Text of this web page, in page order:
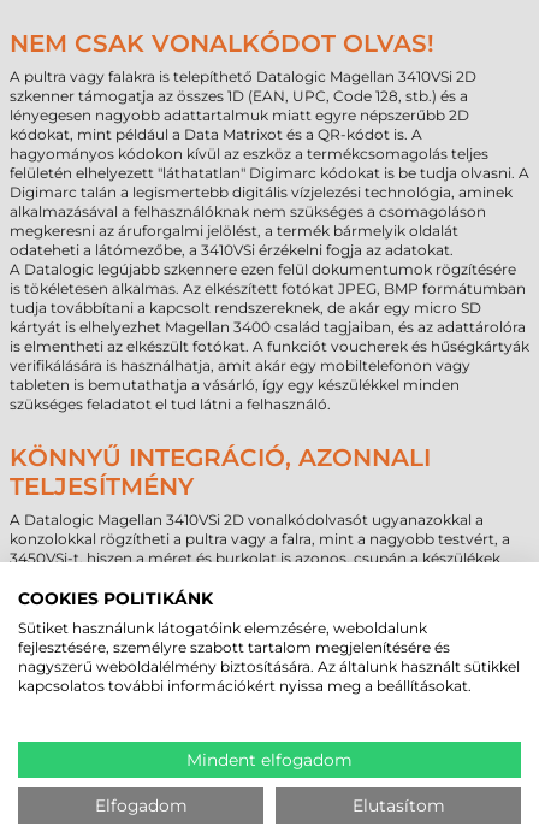
NEM CSAK VONALKÓDOT OLVAS!
A pultra vagy falakra is telepíthető Datalogic Magellan 3410VSi 2D
szkenner támogatja az összes 1D (EAN, UPC, Code 128, stb.) és a
lényegesen nagyobb adattartalmuk miatt egyre népszerűbb 2D
kódokat, mint például a Data Matrixot és a QR-kódot is. A
hagyományos kódokon kívül az eszköz a termékcsomagolás teljes
felületén elhelyezett "láthatatlan" Digimarc kódokat is be tudja olvasni. A
Digimarc talán a legismertebb digitális vízjelezési technológia, aminek
alkalmazásával a felhasználóknak nem szükséges a csomagoláson
megkeresni az áruforgalmi jelölést, a termék bármelyik oldalát
odateheti a látómezőbe, a 3410VSi érzékelni fogja az adatokat.
A Datalogic legújabb szkennere ezen felül dokumentumok rögzítésére
is tökéletesen alkalmas. Az elkészített fotókat JPEG, BMP formátumban
tudja továbbítani a kapcsolt rendszereknek, de akár egy micro SD
kártyát is elhelyezhet Magellan 3400 család tagjaiban, és az adattárolóra
is elmentheti az elkészült fotókat. A funkciót voucherek és hűségkártyák
verifikálására is használhatja, amit akár egy mobiltelefonon vagy
tableten is bemutathatja a vásárló, így egy készülékkel minden
szükséges feladatot el tud látni a felhasználó.
KÖNNYŰ INTEGRÁCIÓ, AZONNALI
TELJESÍTMÉNY
A Datalogic Magellan 3410VSi 2D vonalkódolvasót ugyanazokkal a
konzolokkal rögzítheti a pultra vagy a falra, mint a nagyobb testvért, a
3450VSi-t, hiszen a méret és burkolat is azonos, csupán a készülékek
tartókkal úgy helyezheti el a készüléket, hogy az elősegítse a lehető
megegyeznek, így könnyű átjárás biztosított a két különböző
teljesítményű eszköz között. A multiinterfészes kialakításnak
köszönhetően számos kasszarendszerhez problémamentesen
csatlakoztatható. A lehetőségek között megtalálja az USB-A, az OEM
Fontos megjegyezni, hogy az eszköz 5V-os feszültség mellett tápegység
nélkül, kizárólag USB-n keresztüli is üzemeltethető, de a készülékházon
elhelyezett Aux portnak ez nem biztosít elegendő áramellátás. Ha külső
tápegységet csatlakoztat, vagy ha USB-n keresztül is a tápellátás eléri
12V-ot, a portra kézi vonalkódolvasót is csatlakoztathat, amivel a
COOKIES POLITIKÁNK
Sütiket használunk látogatóink elemzésére, weboldalunk
fejlesztésére, személyre szabott tartalom megjelenítésére és
nagyszerű weboldalélmény biztosítására. Az általunk használt sütikkel
kapcsolatos további információkért nyissa meg a beállításokat.
Mindent elfogadom
Elfogadom Elutasítom